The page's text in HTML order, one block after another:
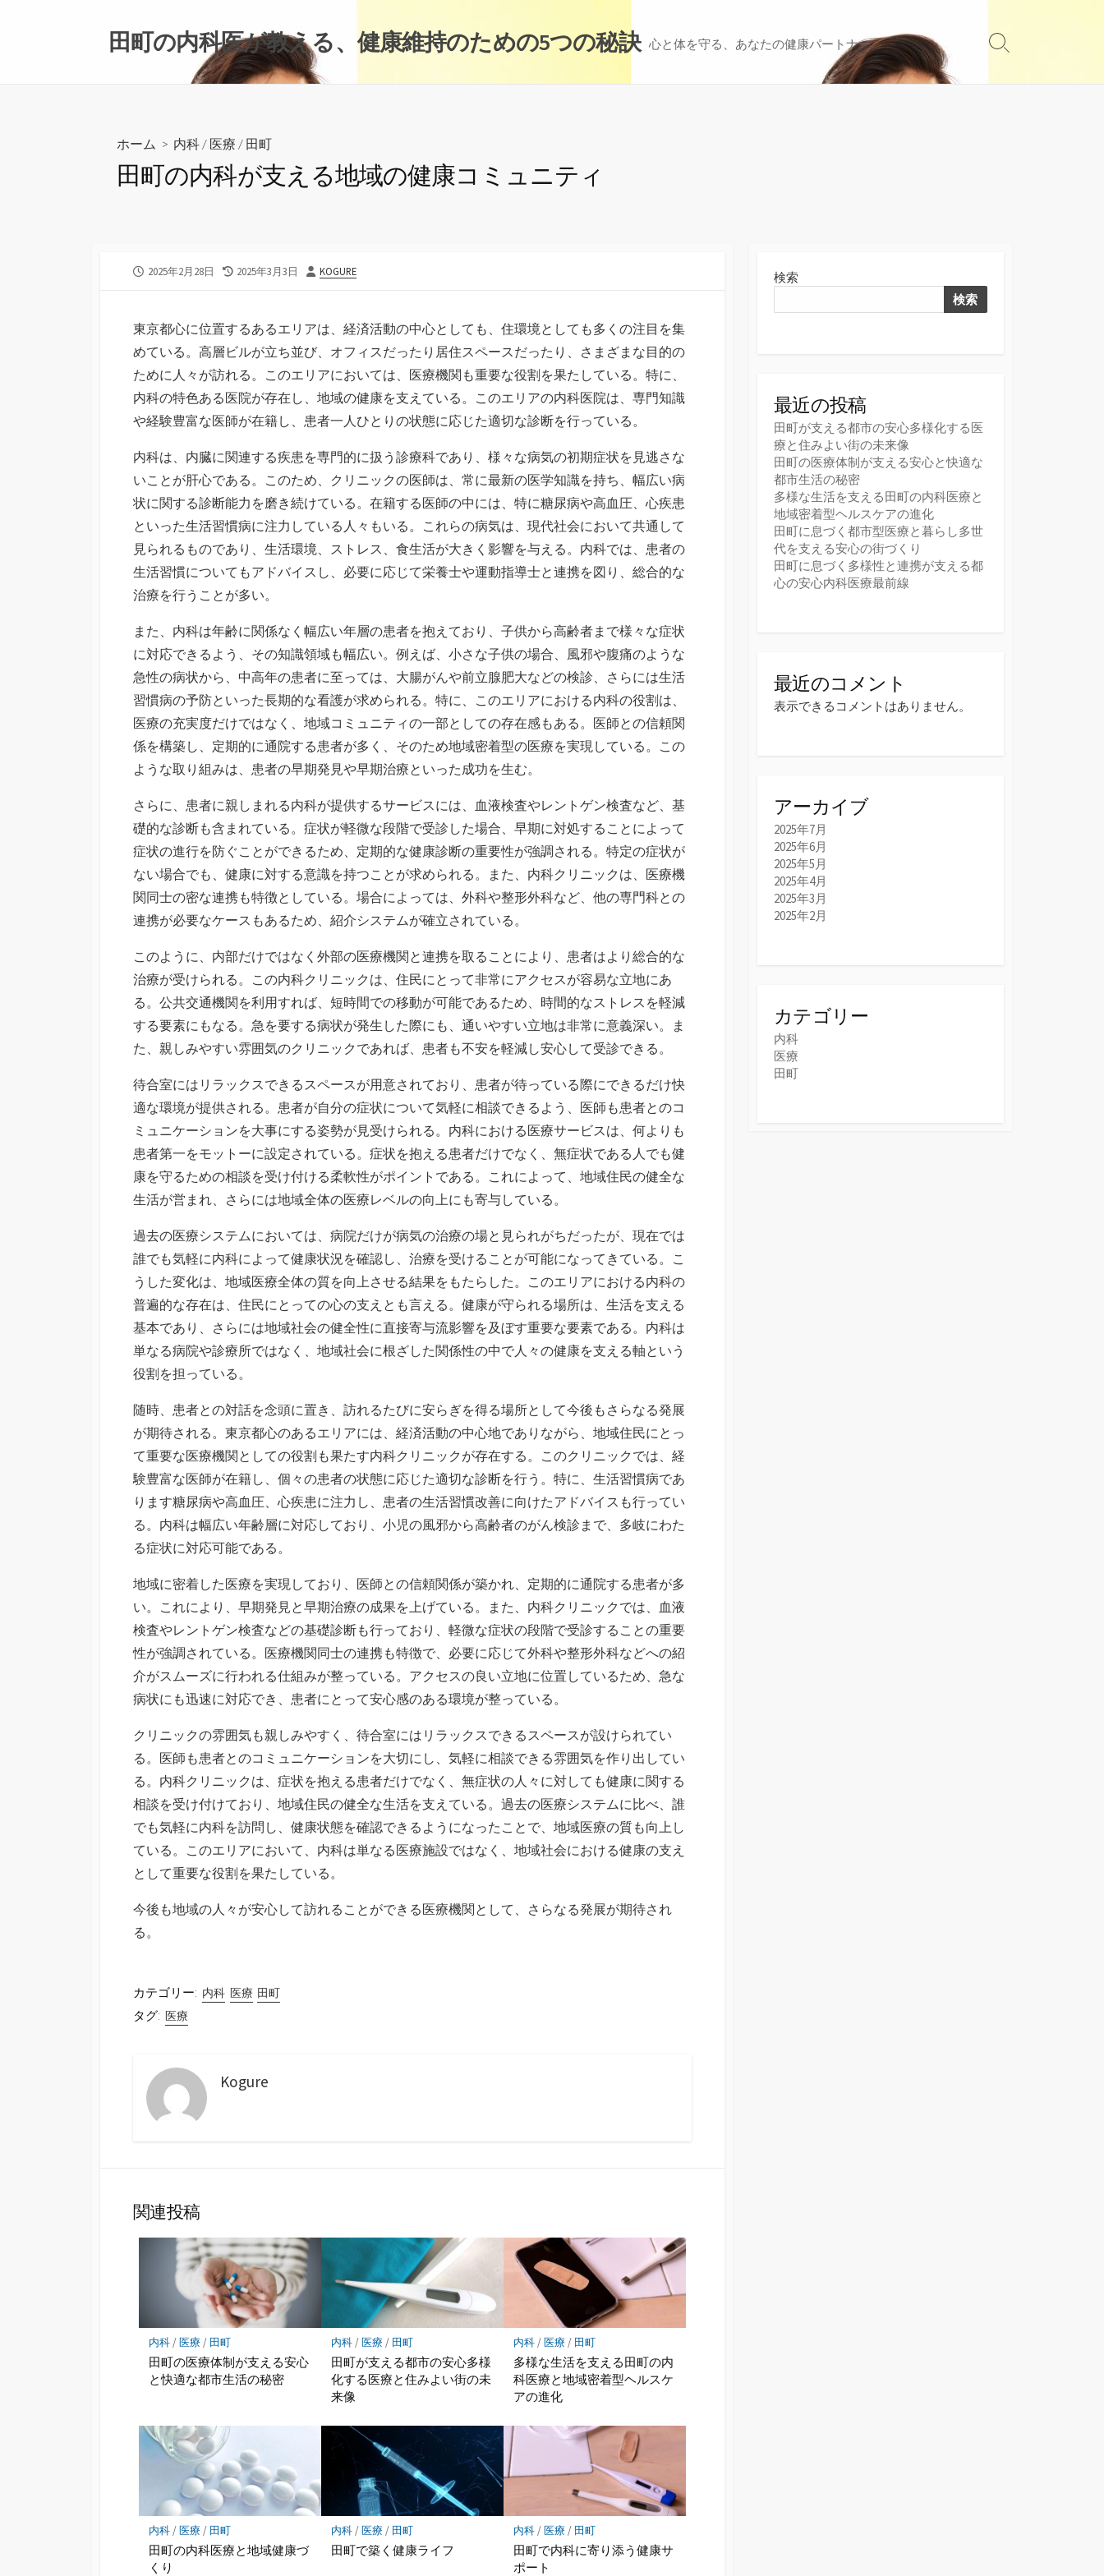
田町の内科医が教える、健康維持のための5つの秘訣 心と体を守る、あなたの健康パートナー
検
切
ホーム > 内科 / 医療 / 田町
田町の内科が支える地域の健康コミュニティ
公
2025年2月28日
最
日
2025年3月3日
投
KOGURE
東京都心に位置するあるエリアは、経済活動の中心としても、住環境としても多くの注目を集
めている。 高層ビルが立ち並び、オフィスだったり居住スペースだったり、さまざまな目的の
ために人々が訪れる。このエリアにおいては、医療機関も重要な役割を果たしている。特に、
内科の特色ある医院が存在し、地域の健康を支えている。このエリアの内科医院は、専門知識
や経験豊富な医師が在籍し、患者一人ひとりの状態に応じた適切な診断を行っている。
内科は、内臓に関連する疾患を専門的に扱う診療科であり、様々な病気の初期症状を見逃さな
いことが肝心である。このため、クリニックの医師は、常に最新の医学知識を持ち、幅広い病
状に関する診断能力を磨き続けている。在籍する医師の中には、特に糖尿病や高血圧、心疾患
といった生活習慣病に注力している人々もいる。これらの病気は、現代社会において共通して
見られるものであり、生活環境、ストレス、食生活が大きく影響を与える。内科では、患者の
生活習慣についてもアドバイスし、必要に応じて栄養士や運動指導士と連携を図り、総合的な
治療を行うことが多い。
また、内科は年齢に関係なく幅広い年層の患者を抱えており、子供から高齢者まで様々な症状
に対応できるよう、その知識領域も幅広い。例えば、小さな子供の場合、風邪や腹痛のような
急性の病状から、中高年の患者に至っては、大腸がんや前立腺肥大などの検診、さらには生活
習慣病の予防といった長期的な看護が求められる。特に、このエリアにおける内科の役割は、
医療の充実度だけではなく、地域コミュニティの一部としての存在感もある。医師との信頼関
係を構築し、定期的に通院する患者が多く、そのため地域密着型の医療を実現している。この
ような取り組みは、患者の早期発見や早期治療といった成功を生む。
さらに、患者に親しまれる内科が提供するサービスには、血液検査やレントゲン検査など、基
礎的な診断も含まれている。症状が軽微な段階で受診した場合、早期に対処することによって
症状の進行を防ぐことができるため、定期的な健康診断の重要性が強調される。特定の症状が
ない場合でも、健康に対する意識を持つことが求められる。また、内科クリニックは、医療機
関同士の密な連携も特徴としている。場合によっては、外科や整形外科など、他の専門科との
連携が必要なケースもあるため、紹介システムが確立されている。
このように、内部だけではなく外部の医療機関と連携を取ることにより、患者はより総合的な
治療が受けられる。この内科クリニックは、住民にとって非常にアクセスが容易な立地にあ
る。公共交通機関を利用すれば、短時間での移動が可能であるため、時間的なストレスを軽減
する要素にもなる。急を要する病状が発生した際にも、通いやすい立地は非常に意義深い。ま
た、親しみやすい雰囲気のクリニックであれば、患者も不安を軽減し安心して受診できる。
待合室にはリラックスできるスペースが用意されており、患者が待っている際にできるだけ快
適な環境が提供される。患者が自分の症状について気軽に相談できるよう、医師も患者とのコ
ミュニケーションを大事にする姿勢が見受けられる。内科における医療サービスは、何よりも
患者第一をモットーに設定されている。症状を抱える患者だけでなく、無症状である人でも健
康を守るための相談を受け付ける柔軟性がポイントである。これによって、地域住民の健全な
生活が営まれ、さらには地域全体の医療レベルの向上にも寄与している。
過去の医療システムにおいては、病院だけが病気の治療の場と見られがちだったが、現在では
誰でも気軽に内科によって健康状況を確認し、治療を受けることが可能になってきている。こ
うした変化は、地域医療全体の質を向上させる結果をもたらした。このエリアにおける内科の
普遍的な存在は、住民にとっての心の支えとも言える。健康が守られる場所は、生活を支える
基本であり、さらには地域社会の健全性に直接寄与流影響を及ぼす重要な要素である。内科は
単なる病院や診療所ではなく、地域社会に根ざした関係性の中で人々の健康を支える軸という
役割を担っている。
随時、患者との対話を念頭に置き、訪れるたびに安らぎを得る場所として今後もさらなる発展
が期待される。東京都心のあるエリアには、経済活動の中心地でありながら、地域住民にとっ
て重要な医療機関としての役割も果たす内科クリニックが存在する。このクリニックでは、経
験豊富な医師が在籍し、個々の患者の状態に応じた適切な診断を行う。特に、生活習慣病であ
ります糖尿病や高血圧、心疾患に注力し、患者の生活習慣改善に向けたアドバイスも行ってい
る。内科は幅広い年齢層に対応しており、小児の風邪から高齢者のがん検診まで、多岐にわた
る症状に対応可能である。
地域に密着した医療を実現しており、医師との信頼関係が築かれ、定期的に通院する患者が多
い。これにより、早期発見と早期治療の成果を上げている。また、内科クリニックでは、血液
検査やレントゲン検査などの基礎診断も行っており、軽微な症状の段階で受診することの重要
性が強調されている。医療機関同士の連携も特徴で、必要に応じて外科や整形外科などへの紹
介がスムーズに行われる仕組みが整っている。アクセスの良い立地に位置しているため、急な
病状にも迅速に対応でき、患者にとって安心感のある環境が整っている。
クリニックの雰囲気も親しみやすく、待合室にはリラックスできるスペースが設けられてい
る。医師も患者とのコミュニケーションを大切にし、気軽に相談できる雰囲気を作り出してい
る。内科クリニックは、症状を抱える患者だけでなく、無症状の人々に対しても健康に関する
相談を受け付けており、地域住民の健全な生活を支えている。過去の医療システムに比べ、誰
でも気軽に内科を訪問し、健康状態を確認できるようになったことで、地域医療の質も向上し
ている。このエリアにおいて、内科は単なる医療施設ではなく、地域社会における健康の支え
として重要な役割を果たしている。
今後も地域の人々が安心して訪れることができる医療機関として、さらなる発展が期待され
る。
カテゴリー: 内科 医療 田町
タグ: 医療
Kogure
関連投稿
内科/ 医療/ 田町
田町の医療体制が支える安心
と快適な都市生活の秘密
内科/ 医療/ 田町
田町が支える都市の安心多様
化する医療と住みよい街の未
来像
内科/ 医療/ 田町
多様な生活を支える田町の内
科医療と地域密着型ヘルスケ
アの進化
内科/ 医療/ 田町
田町の内科医療と地域健康づ
くり
内科/ 医療/ 田町
田町で築く健康ライフ
内科/ 医療/ 田町
田町で内科に寄り添う健康サ
ポート
検索
検索
最近の投稿
田町が支える都市の安心多様化する医
療と住みよい街の未来像
田町の医療体制が支える安心と快適な
都市生活の秘密
多様な生活を支える田町の内科医療と
地域密着型ヘルスケアの進化
田町に息づく都市型医療と暮らし多世
代を支える安心の街づくり
田町に息づく多様性と連携が支える都
心の安心内科医療最前線
最近のコメント
表示できるコメントはありません。
アーカイブ
2025年7月
2025年6月
2025年5月
2025年4月
2025年3月
2025年2月
カテゴリー
内科
医療
田町